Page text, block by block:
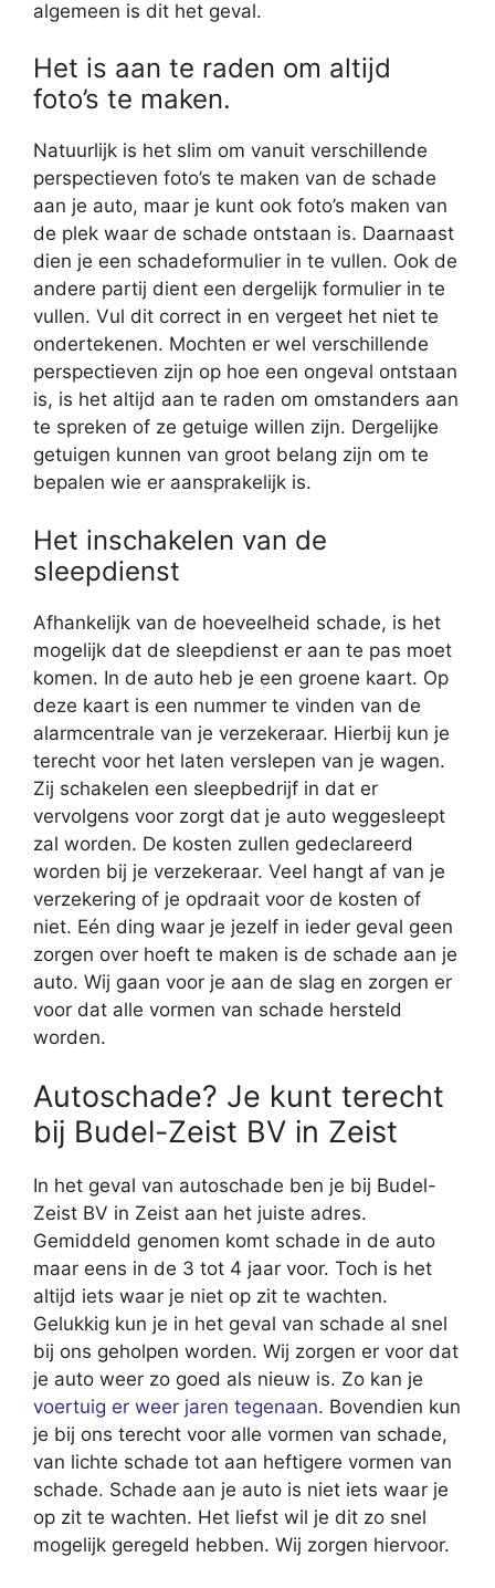
algemeen is dit het geval.
Het is aan te raden om altijd
foto’s te maken.
Natuurlijk is het slim om vanuit verschillende
perspectieven foto’s te maken van de schade
aan je auto, maar je kunt ook foto’s maken van
de plek waar de schade ontstaan is. Daarnaast
dien je een schadeformulier in te vullen. Ook de
andere partij dient een dergelijk formulier in te
vullen. Vul dit correct in en vergeet het niet te
ondertekenen. Mochten er wel verschillende
perspectieven zijn op hoe een ongeval ontstaan
is, is het altijd aan te raden om omstanders aan
te spreken of ze getuige willen zijn. Dergelijke
getuigen kunnen van groot belang zijn om te
bepalen wie er aansprakelijk is.
Het inschakelen van de
sleepdienst
Afhankelijk van de hoeveelheid schade, is het
mogelijk dat de sleepdienst er aan te pas moet
komen. In de auto heb je een groene kaart. Op
deze kaart is een nummer te vinden van de
alarmcentrale van je verzekeraar. Hierbij kun je
terecht voor het laten verslepen van je wagen.
Zij schakelen een sleepbedrijf in dat er
vervolgens voor zorgt dat je auto weggesleept
zal worden. De kosten zullen gedeclareerd
worden bij je verzekeraar. Veel hangt af van je
verzekering of je opdraait voor de kosten of
niet. Eén ding waar je jezelf in ieder geval geen
zorgen over hoeft te maken is de schade aan je
auto. Wij gaan voor je aan de slag en zorgen er
voor dat alle vormen van schade hersteld
worden.
Autoschade? Je kunt terecht
bij Budel-Zeist BV in Zeist
In het geval van autoschade ben je bij Budel-
Zeist BV in Zeist aan het juiste adres.
Gemiddeld genomen komt schade in de auto
maar eens in de 3 tot 4 jaar voor. Toch is het
altijd iets waar je niet op zit te wachten.
Gelukkig kun je in het geval van schade al snel
bij ons geholpen worden. Wij zorgen er voor dat
je auto weer zo goed als nieuw is. Zo kan je
voertuig er weer jaren tegenaan. Bovendien kun
je bij ons terecht voor alle vormen van schade,
van lichte schade tot aan heftigere vormen van
schade. Schade aan je auto is niet iets waar je
op zit te wachten. Het liefst wil je dit zo snel
mogelijk geregeld hebben. Wij zorgen hiervoor.